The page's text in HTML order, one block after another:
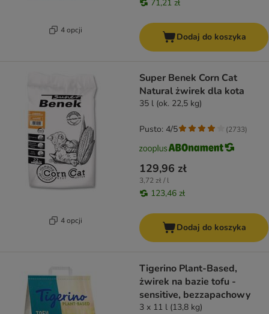
4 opcji
71,21 zł
Dodaj do koszyka
4 opcji
Super Benek Corn Cat
Natural żwirek dla kota
35 l (ok. 22,5 kg)
129,96 zł
3,72 zł / l
123,46 zł
Pusto: 4/5 (2733)
Dodaj do koszyka
Tigerino Plant-Based,
żwirek na bazie tofu -
sensitive, bezzapachowy
3 x 11 l (13,8 kg)